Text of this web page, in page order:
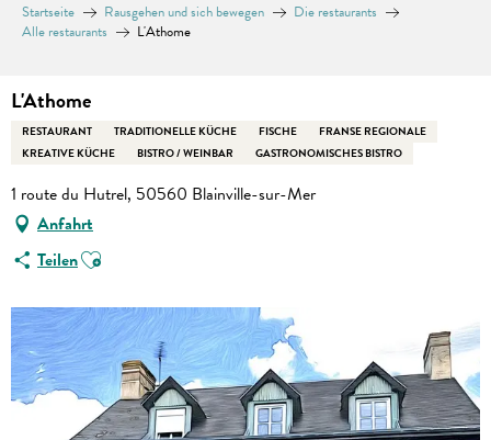
Startseite Rausgehen und sich bewegen
Die restaurants
Alle restaurants
L'Athome
L'Athome
RESTAURANT TRADITIONELLE KÜCHE FISCHE
FRANSE REGIONALE
KREATIVE KÜCHE
BISTRO / WEINBAR GASTRONOMISCHES BISTRO
1 route du Hutrel, 50560 Blainville-sur-Mer
Anfahrt
TeilenAjouter aux favoris